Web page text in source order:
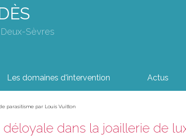
Sèvres
Les domaines d'intervention Actus
parasitisme par Louis Vuitton
dans la joaillerie de